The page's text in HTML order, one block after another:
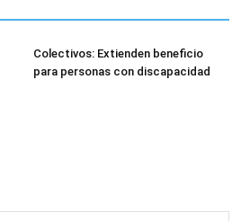
Colectivos: Extienden beneficio
para personas con discapacidad